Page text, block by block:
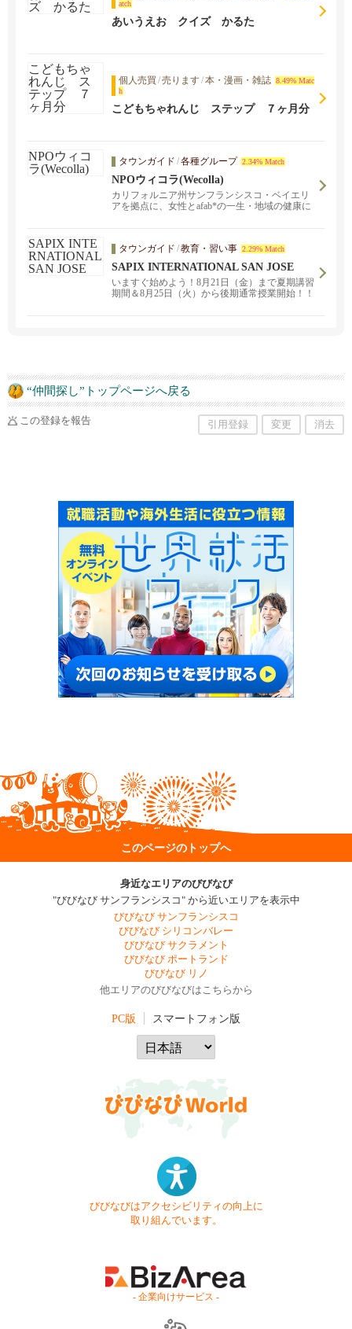
atch
あいうえお クイズ かるた
個人売買 /売ります/本・漫画・雑誌 8.49% Matc
h
こどもちゃれんじ ステップ ７ヶ月分
タウンガイド /各種グループ 2.34% Match
NPOウィコラ(Wecolla)
カリフォルニア州サンフランシスコ・ベイエリ
アを拠点に、女性とafab*の一生・地域の健康に
タウンガイド /教育・習い事 2.29% Match
SAPIX INTERNATIONAL SAN JOSE
いますぐ始めよう！8月21日（金）まで夏期講習
期間＆8月25日（火）から後期通常授業開始！！
“仲間探し”トップページへ戻る
この登録を報告 引用登録 変更 消去
このページのトップへ
身近なエリアのびびなび
"びびなび サンフランシスコ" から近いエリアを表示中
びびなび サンフランシスコ
びびなび シリコンバレー
びびなび サクラメント
びびなび ポートランド
びびなび リノ
他エリアのびびなびはこちらから
PC版 スマートフォン版
びびなびはアクセシビリティの向上に
取り組んでいます。
- 企業向けサービス -